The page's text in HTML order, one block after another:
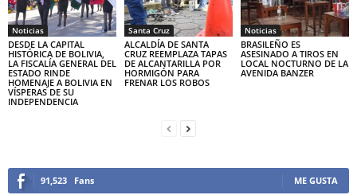
Noticias
DESDE LA CAPITAL
HISTÓRICA DE BOLIVIA,
LA FISCALÍA GENERAL DEL
ESTADO RINDE
HOMENAJE A BOLIVIA EN
VÍSPERAS DE SU
INDEPENDENCIA
Santa Cruz
ALCALDÍA DE SANTA
CRUZ REEMPLAZA TAPAS
DE ALCANTARILLA POR
HORMIGÓN PARA
FRENAR LOS ROBOS
Noticias
BRASILEÑO ES
ASESINADO A TIROS EN
LOCAL NOCTURNO DE LA
AVENIDA BANZER
91,523 Fans ME GUSTA